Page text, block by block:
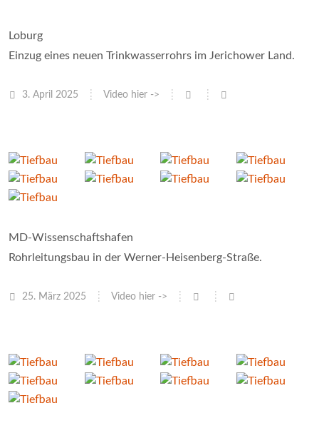
Loburg
Einzug eines neuen Trinkwasserrohrs im Jerichower Land.
3. April 2025 Video hier ->
MD-Wissenschaftshafen
Rohrleitungsbau in der Werner-Heisenberg-Straße.
25. März 2025 Video hier ->